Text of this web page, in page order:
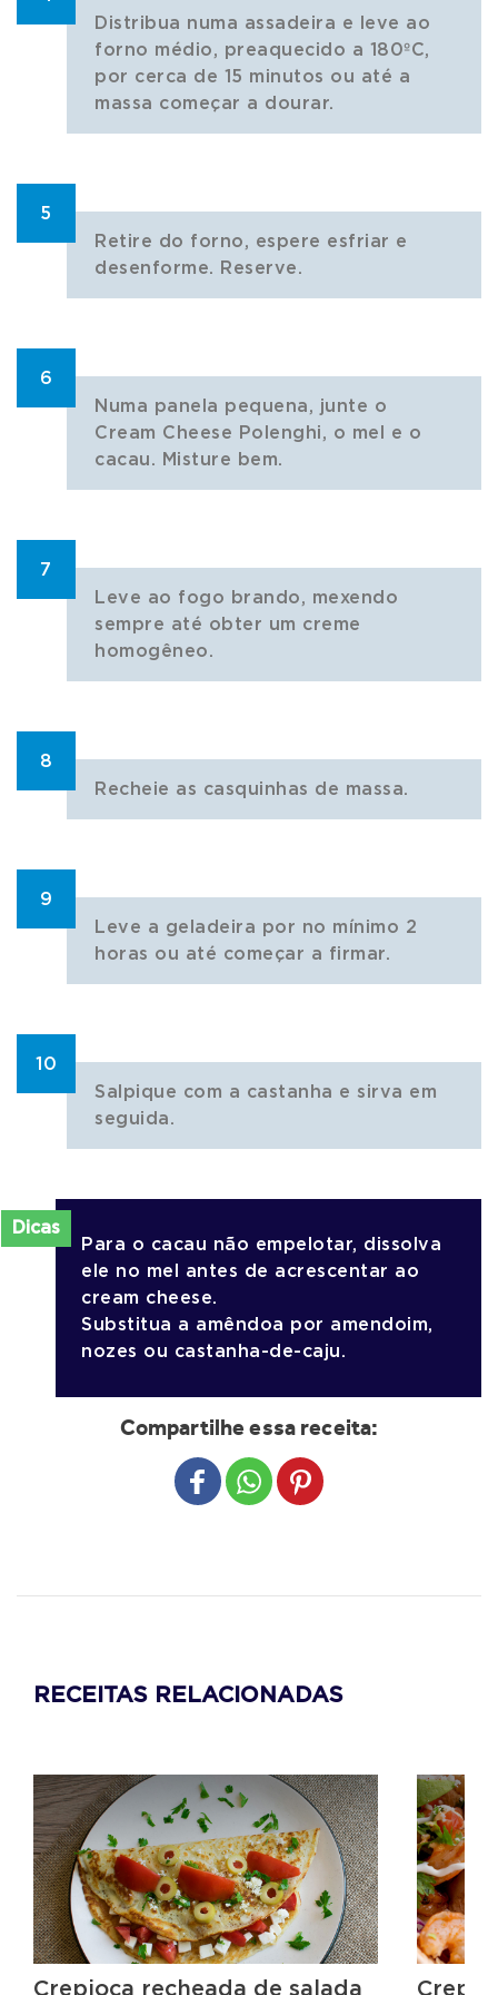
Distribua numa assadeira e leve ao
forno médio, preaquecido a 180ºC,
por cerca de 15 minutos ou até a
massa começar a dourar.
5
Retire do forno, espere esfriar e
desenforme. Reserve.
6
Numa panela pequena, junte o
Cream Cheese Polenghi, o mel e o
cacau. Misture bem.
7
Leve ao fogo brando, mexendo
sempre até obter um creme
homogêneo.
8
Recheie as casquinhas de massa.
9
Leve a geladeira por no mínimo 2
horas ou até começar a firmar.
10
Salpique com a castanha e sirva em
seguida.
Dicas
Para o cacau não empelotar, dissolva
ele no mel antes de acrescentar ao
cream cheese.
Substitua a amêndoa por amendoim,
nozes ou castanha-de-caju.
Compartilhe essa receita:
Share to Facebook
Share to WhatsApp
Share to Pinterest
RECEITAS RELACIONADAS
Crepioca recheada de salada